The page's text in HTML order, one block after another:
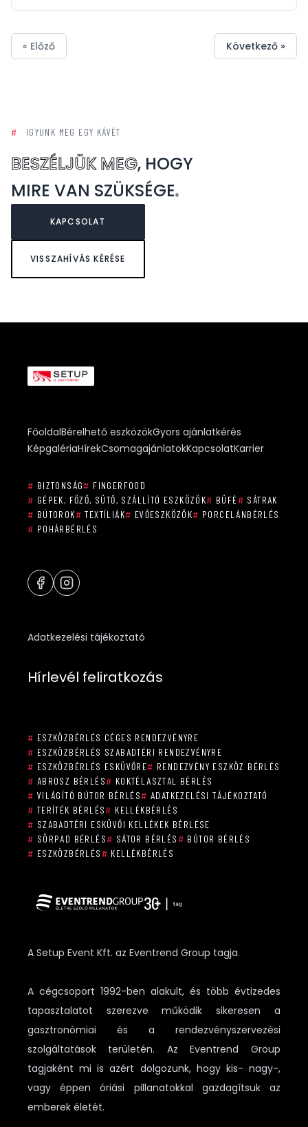
« Előző Következő »
# IGYUNK MEG EGY KÁVÉT
BESZÉLJÜK MEG, HOGY
MIRE VAN SZÜKSÉGE.
KAPCSOLAT
VISSZAHÍVÁS KÉRÉSE
FőoldalBérelhető eszközökGyors ajánlatkérés
KépgalériaHírekCsomagajánlatokKapcsolatKarrier
# BIZTONSÁG# FINGERFOOD
# GÉPEK, FŐZŐ, SÜTŐ, SZÁLLÍTÓ ESZKÖZÖK# BÜFÉ# SÁTRAK
# BÚTOROK# TEXTÍLIÁK# EVŐESZKÖZÖK# PORCELÁNBÉRLÉS
# POHÁRBÉRLÉS
Adatkezelési tájékoztató
Hírlevél feliratkozás
# ESZKÖZBÉRLÉS CÉGES RENDEZVÉNYRE
# ESZKÖZBÉRLÉS SZABADTÉRI RENDEZVÉNYRE
# ESZKÖZBÉRLÉS ESKÜVŐRE# RENDEZVÉNY ESZKÖZ BÉRLÉS
# ABROSZ BÉRLÉS# KOKTÉLASZTAL BÉRLÉS
# VILÁGÍTÓ BÚTOR BÉRLÉS# ADATKEZELÉSI TÁJÉKOZTATÓ
# TERÍTÉK BÉRLÉS# KELLÉKBÉRLÉS
# SZABADTÉRI ESKÜVŐI KELLÉKEK BÉRLÉSE
# SÖRPAD BÉRLÉS# SÁTOR BÉRLÉS# BÚTOR BÉRLÉS
# ESZKÖZBÉRLÉS# KELLÉKBÉRLÉS
A Setup Event Kft. az Eventrend Group tagja.
A cégcsoport 1992-ben alakult, és több évtizedes
tapasztalatot szerezve működik sikeresen a
gasztronómiai és a rendezvényszervezési
szolgáltatások területén. Az Eventrend Group
tagjaként mi is azért dolgozunk, hogy kis- nagy-,
vagy éppen óriási pillanatokkal gazdagítsuk az
emberek életét.